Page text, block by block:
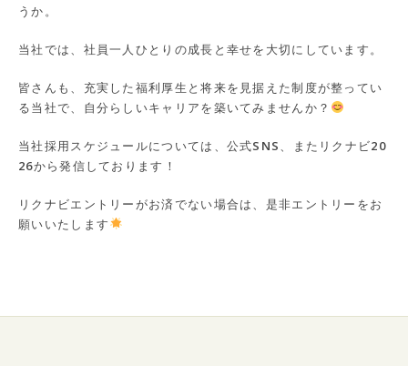
うか。
当社では、社員一人ひとりの成長と幸せを大切にしています。
皆さんも、充実した福利厚生と将来を見据えた制度が整ってい
る当社で、自分らしいキャリアを築いてみませんか？
当社採用スケジュールについては、公式SNS、またリクナビ20
26から発信しております！
リクナビエントリーがお済でない場合は、是非エントリーをお
願いいたします